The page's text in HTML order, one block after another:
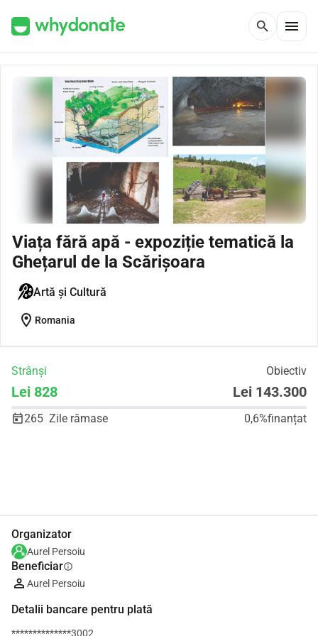
search menu
Viața fără apă - expoziție tematică la
Ghețarul de la Scărișoara
Artă și Cultură
location_on Romania
Strânși Obiectiv
Lei 828 Lei 143.300
265 Zile rămase 0,6%finanțat
Organizator
Aurel Persoiu
Beneficiarinfo
Aurel Persoiu
Detalii bancare pentru plată
**************3002